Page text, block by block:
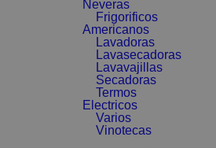
Neveras
Frigorificos
Americanos
Lavadoras
Lavasecadoras
Lavavajillas
Secadoras
Termos
Electricos
Varios
Vinotecas